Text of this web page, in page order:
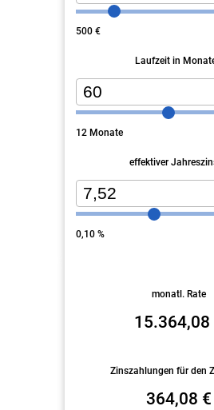
500€
Laufzeit in
12 Monate
effektiver
0,10%
monatl. Rate
15.364,08
Zinszahlungen für den
364,08 €